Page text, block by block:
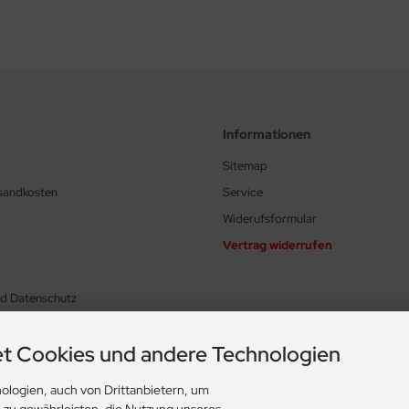
Datenschutz
Informationen
Sitemap
Service
Widerufsformular
Vertrag widerrufen
Cookies und andere Technologien
auch von Drittanbietern, um